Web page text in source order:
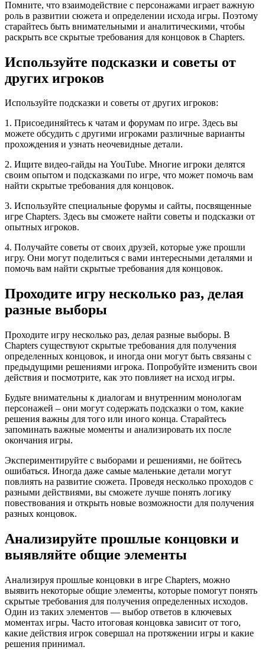
Помните, что взаимодействие с персонажами играет важную
роль в развитии сюжета и определении исхода игры. Поэтому
старайтесь быть внимательными и аналитическими, чтобы
раскрыть все скрытые требования для концовок в Chapters.
Используйте подсказки и советы от
других игроков
Используйте подсказки и советы от других игроков:
1. Присоединяйтесь к чатам и форумам по игре. Здесь вы
можете обсудить с другими игроками различные варианты
прохождения и узнать неочевидные детали.
2. Ищите видео-гайды на YouTube. Многие игроки делятся
своим опытом и подсказками по игре, что может помочь вам
найти скрытые требования для концовок.
3. Используйте специальные форумы и сайты, посвященные
игре Chapters. Здесь вы сможете найти советы и подсказки от
опытных игроков.
4. Получайте советы от своих друзей, которые уже прошли
игру. Они могут поделиться с вами интересными деталями и
помочь вам найти скрытые требования для концовок.
Проходите игру несколько раз, делая
разные выборы
Проходите игру несколько раз, делая разные выборы. В
Chapters существуют скрытые требования для получения
определенных концовок, и иногда они могут быть связаны с
предыдущими решениями игрока. Попробуйте изменить свои
действия и посмотрите, как это повлияет на исход игры.
Будьте внимательны к диалогам и внутренним монологам
персонажей – они могут содержать подсказки о том, какие
решения важны для того или иного конца. Старайтесь
запоминать важные моменты и анализировать их после
окончания игры.
Экспериментируйте с выборами и решениями, не бойтесь
ошибаться. Иногда даже самые маленькие детали могут
повлиять на развитие сюжета. Проведя несколько проходов с
разными действиями, вы сможете лучше понять логику
повествования и открыть новые возможности для получения
разных концовок.
Анализируйте прошлые концовки и
выявляйте общие элементы
Анализируя прошлые концовки в игре Chapters, можно
выявить некоторые общие элементы, которые помогут понять
скрытые требования для получения определенных исходов.
Один из таких элементов — выбор ответов в ключевых
моментах игры. Часто итоговая концовка зависит от того,
какие действия игрок совершал на протяжении игры и какие
решения принимал.